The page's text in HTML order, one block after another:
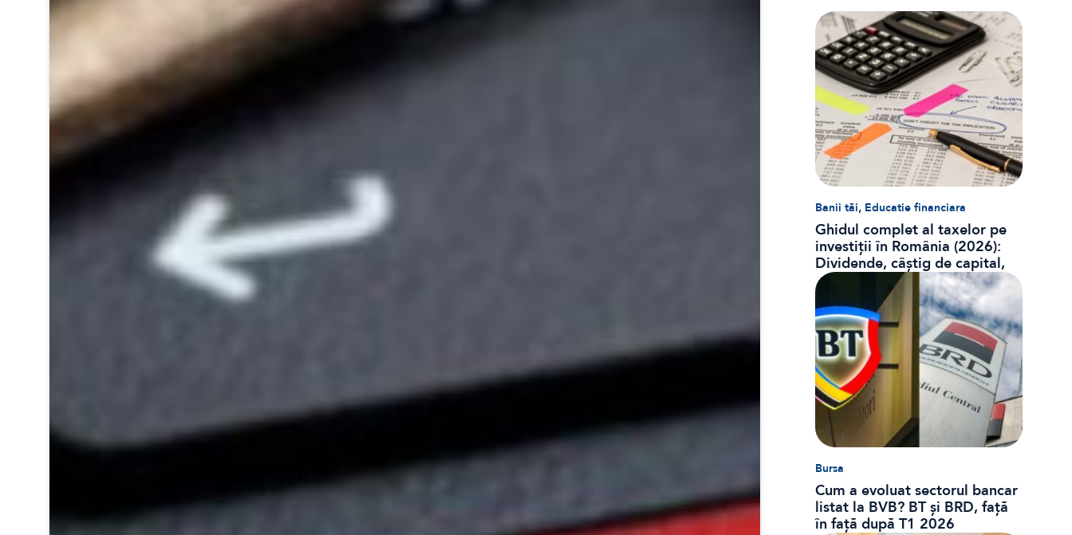
Banii tăi, Educatie financiara
Ghidul complet al taxelor pe
investiții în România (2026):
Dividende, câștig de capital,
dobânzi și CASS
Bursa
Cum a evoluat sectorul bancar
listat la BVB? BT și BRD, față
în față după T1 2026